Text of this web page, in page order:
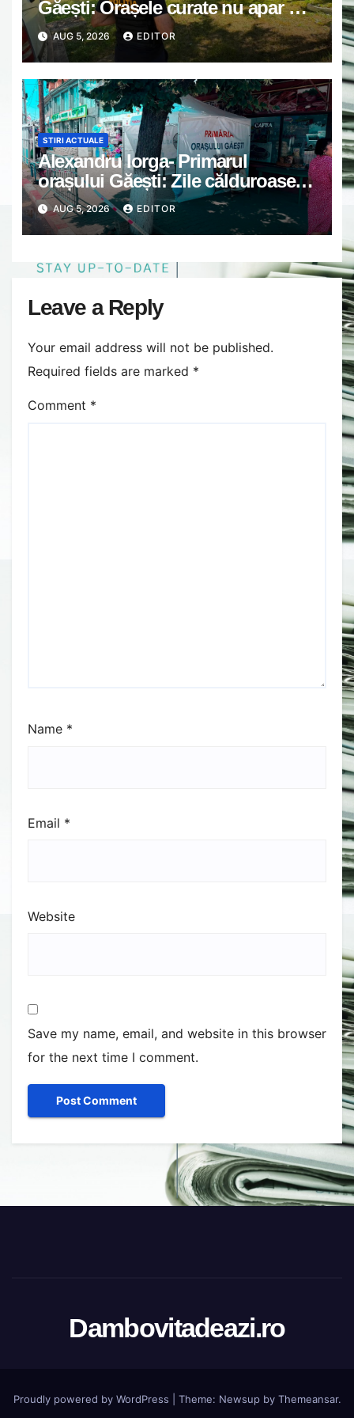
Găești: Orașele curate nu apar din
întâmplare
AUG 5, 2026 EDITOR
STIRI ACTUALE
Alexandru Iorga- Primarul
orașului Găești: Zile călduroase.
Grijă unii de alții.
AUG 5, 2026 EDITOR
Leave a Reply
Your email address will not be published.
Required fields are marked *
Comment *
Name *
Email *
Website
Save my name, email, and website in this browser
for the next time I comment.
Dambovitadeazi.ro
Proudly powered by WordPress Theme: Newsupby Themeansar.